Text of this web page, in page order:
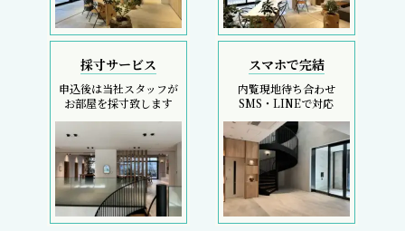
採寸サービス
申込後は当社スタッフが
お部屋を採寸致します
スマホで完結
内覧現地待ち合わせ
SMS・LINEで対応